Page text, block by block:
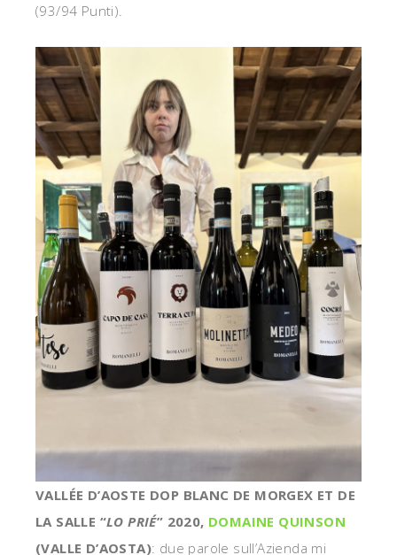
(93/94 Punti).
VALLÉE D’AOSTE DOP BLANC DE MORGEX ET DE
LA SALLE “LO PRIÉ” 2020, DOMAINE QUINSON
(VALLE D’AOSTA): due parole sull’Azienda mi